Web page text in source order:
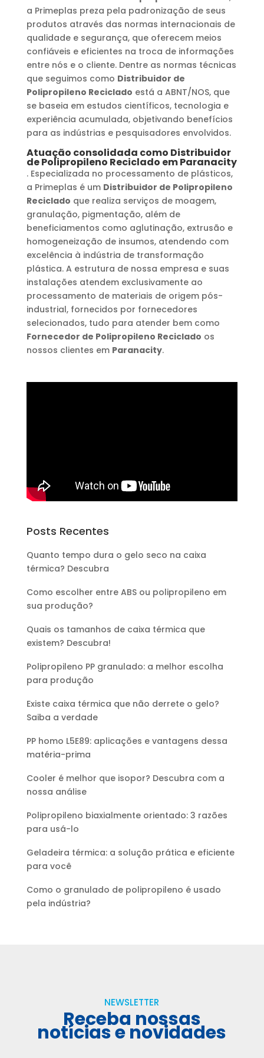
a Primeplas preza pela padronização de seus
produtos através das normas internacionais de
qualidade e segurança, que oferecem meios
confiáveis e eficientes na troca de informações
entre nós e o cliente. Dentre as normas técnicas
que seguimos como Distribuidor de
Polipropileno Reciclado está a ABNT/NOS, que
se baseia em estudos científicos, tecnologia e
experiência acumulada, objetivando benefícios
para as indústrias e pesquisadores envolvidos.
Atuação consolidada como Distribuidor
de Polipropileno Reciclado emParanacity
. Especializada no processamento de plásticos,
a Primeplas é um Distribuidor de Polipropileno
Reciclado que realiza serviços de moagem,
granulação, pigmentação, além de
beneficiamentos como aglutinação, extrusão e
homogeneização de insumos, atendendo com
excelência à indústria de transformação
plástica. A estrutura de nossa empresa e suas
instalações atendem exclusivamente ao
processamento de materiais de origem pós-
industrial, fornecidos por fornecedores
selecionados, tudo para atender bem como
Fornecedor de Polipropileno Reciclado os
nossos clientes em Paranacity.
Posts Recentes
Quanto tempo dura o gelo seco na caixa
térmica? Descubra
Como escolher entre ABS ou polipropileno em
sua produção?
Quais os tamanhos de caixa térmica que
existem? Descubra!
Polipropileno PP granulado: a melhor escolha
para produção
Existe caixa térmica que não derrete o gelo?
Saiba a verdade
PP homo L5E89: aplicações e vantagens dessa
matéria-prima
Cooler é melhor que isopor? Descubra com a
nossa análise
Polipropileno biaxialmente orientado: 3 razões
para usá-lo
Geladeira térmica: a solução prática e eficiente
para você
Como o granulado de polipropileno é usado
pela indústria?
NEWSLETTER
Receba nossas
notícias e novidades